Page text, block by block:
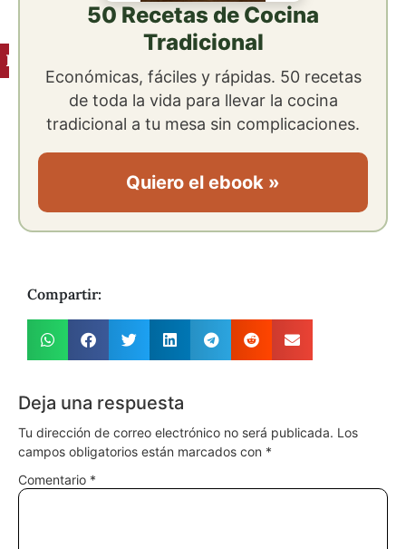
Ingredientes
50 Recetas de Cocina
Tradicional
Económicas, fáciles y rápidas. 50 recetas
de toda la vida para llevar la cocina
tradicional a tu mesa sin complicaciones.
Quiero el ebook »
Compartir:
Deja una respuesta
Tu dirección de correo electrónico no será publicada. Los
campos obligatorios están marcados con *
Comentario *